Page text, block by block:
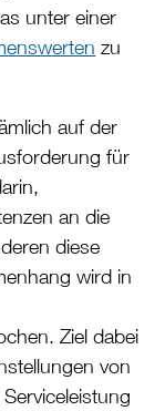
unter einer
zu
auf der
für
an die
diese
wird in
Ziel dabei
von